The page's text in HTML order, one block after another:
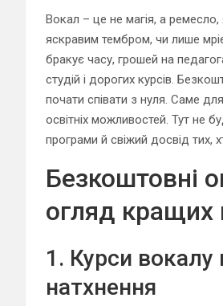
Вокал – це не магія, а
яскравим тембром, чи лише
бракує часу, грошей на
студій і дорогих курсів.
почати співати з нуля. Саме
освітніх можливостей. Тут не
програми й свіжий досвід тих,
Безкоштовні
огляд кращих
1. Курси вокалу
натхнення